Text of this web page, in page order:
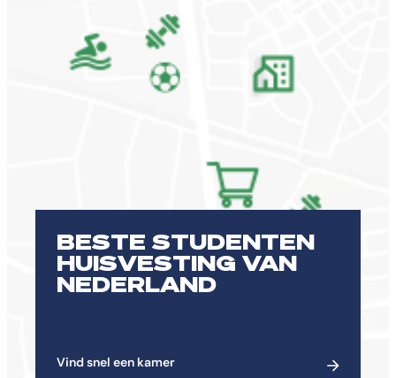
BESTE STUDENTEN
HUISVESTING VAN
NEDERLAND
Vind snel een kamer